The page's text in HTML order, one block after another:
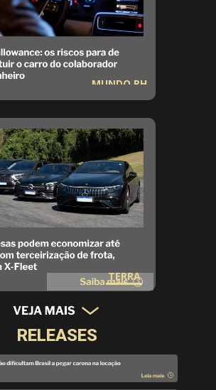
MUNDO RH
TERRA
RELEASES